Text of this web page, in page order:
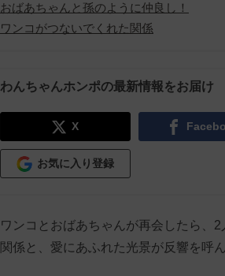
おばあちゃんと孫のように仲良し！
ワンコがつないでくれた関係
わんちゃんホンポの最新情報をお届け
X
お気に入り登録
ワンコとおばあちゃんが再会したら、
関係と、愛にあふれた光景が反響を呼